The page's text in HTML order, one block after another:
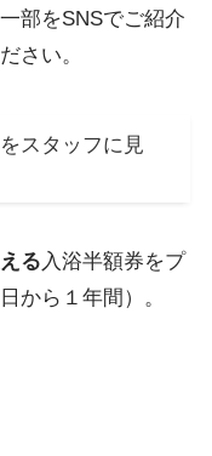
部をSNSでご紹介
さい。
スタッフに見
る 入浴半額券をプ
から１年間）。